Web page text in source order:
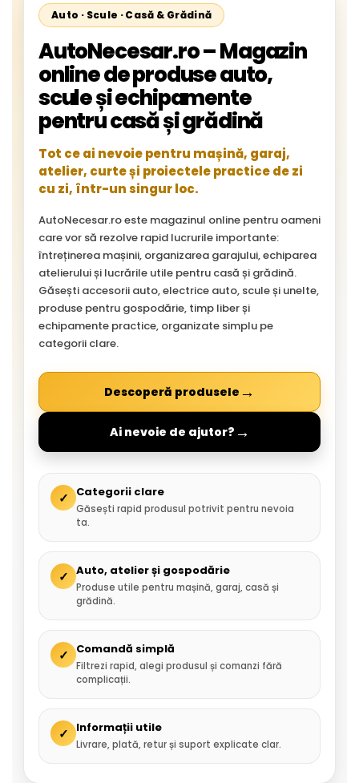
Auto · Scule · Casă & Grădină
AutoNecesar.ro – Magazin
online de produse auto,
scule și echipamente
pentru casă și grădină
Tot ce ai nevoie pentru mașină, garaj,
atelier, curte și proiectele practice de zi
cu zi, într-un singur loc.
AutoNecesar.ro este magazinul online pentru oameni
care vor să rezolve rapid lucrurile importante:
întreținerea mașinii, organizarea garajului, echiparea
atelierului și lucrările utile pentru casă și grădină.
Găsești accesorii auto, electrice auto, scule și unelte,
produse pentru gospodărie, timp liber și
echipamente practice, organizate simplu pe
categorii clare.
Descoperă produsele →
Ai nevoie de ajutor? →
✓ Categorii clare
Găsești rapid produsul potrivit pentru nevoia
ta.
✓ Auto, atelier și gospodărie
Produse utile pentru mașină, garaj, casă și
grădină.
✓ Comandă simplă
Filtrezi rapid, alegi produsul și comanzi fără
complicații.
✓ Informații utile
Livrare, plată, retur și suport explicate clar.